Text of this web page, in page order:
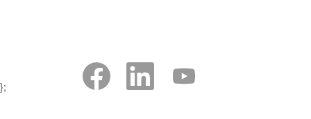
t
e
O
};